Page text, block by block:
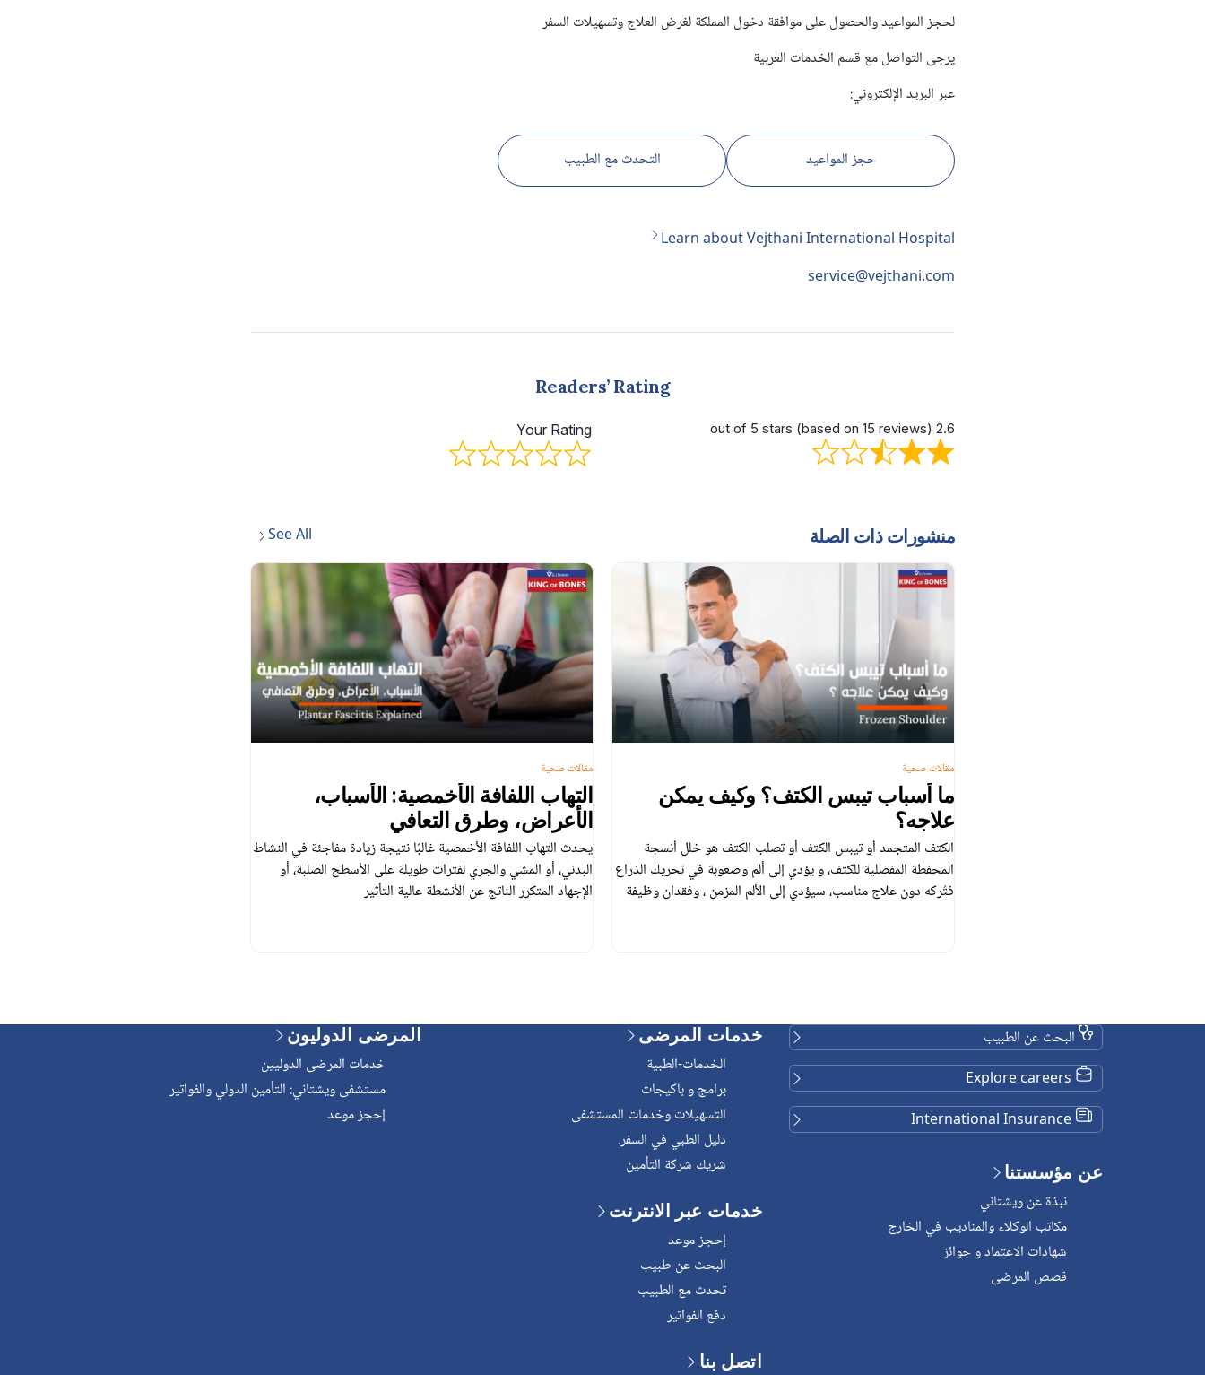
لحجز المواعيد والحصول على موافقة دخول المملكة لغرض العلاج وتسهيلات السفر
يرجى التواصل مع قسم الخدمات العربية
عبر البريد الإلكتروني:
حجز المواعيد التحدث مع الطبيب
Learn about Vejthani International Hospital
service@vejthani.com
Readers’ Rating
2.6 out of 5 stars (based on 15 reviews)
Your Rating
منشورات ذات الصلة See All
ما أسباب تيبس الكتف؟ وكيف يمكن
علاجه؟
الكتف المتجمد أو تيبس الكتف أو تصلب الكتف هو خلل أنسجة
المحفظة المفصلية للكتف، و يؤدي إلى ألم وصعوبة في تحريك الذراع
فتُركه دون علاج مناسب، سيؤدي إلى الألم المزمن ، وفقدان وظيفة
مقالات صحية
التهاب اللفافة الأخمصية: الأسباب،
الأعراض، وطرق التعافي
يحدث التهاب اللفافة الأخمصية غالبًا نتيجة زيادة مفاجئة في النشاط
البدني، أو المشي والجري لفترات طويلة على الأسطح الصلبة، أو
الإجهاد المتكرر الناتج عن الأنشطة عالية التأثير
مقالات صحية
البحث عن الطبيب
عن مؤسستنا
نبذة عن ويشتاني
مكاتب الوكلاء والمناديب في الخارج
شهادات الاعتماد و جوائز
قصص المرضى
خدمات المرضى
الخدمات-الطبية
برامج و باكيجات
التسهيلات وخدمات المستشفى
دليل الطبي في السفر.
شريك شركة التأمين
خدمات عبر الانترنت
إحجز موعد
البحث عن طبيب
تحدث مع الطبيب
دفع الفواتير
اتصل بنا
المرضى الدوليون
خدمات المرضى الدوليين
مستشفى ويشتاني: التأمين الدولي والفواتير
إحجز موعد